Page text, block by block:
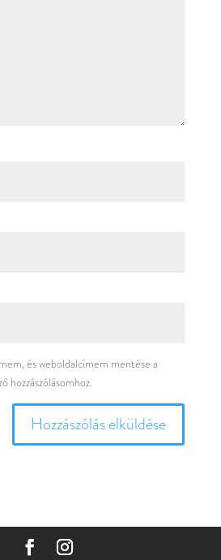
és weboldalcímem mentése a
hozzászólásomhoz.